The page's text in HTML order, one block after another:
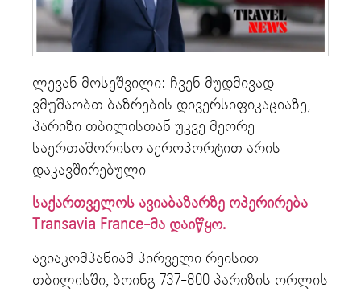
ლევან მოსეშვილი: ჩვენ მუდმივად
ვმუშაობთ ბაზრების დივერსიფიკაციაზე,
პარიზი თბილისთან უკვე მეორე
საერთაშორისო აეროპორტით არის
დაკავშირებული
საქართველოს ავიაბაზარზე ოპერირება
Transavia France-მა დაიწყო.
ავიაკომპანიამ პირველი რეისით
თბილისში, ბოინგ 737-800 პარიზის ორლის